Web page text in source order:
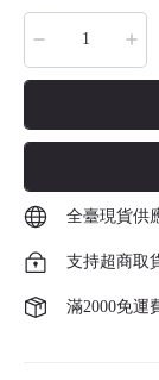
全臺現貨供
支持超商取
滿2000免運